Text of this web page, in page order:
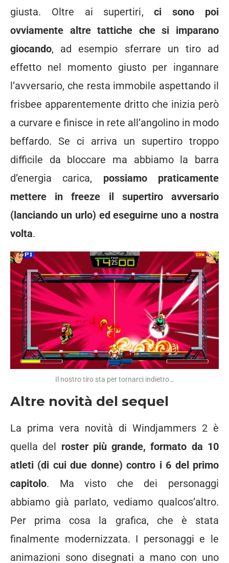
giusta. Oltre ai supertiri,ci sono poi
ovviamente altre tattiche che si imparano
giocando, ad esempio sferrare un tiro ad
effetto nel momento giusto per ingannare
l’avversario, che resta immobile aspettando il
frisbee apparentemente dritto che inizia però
a curvare e finisce in rete all’angolino in modo
beffardo. Se ci arriva un supertiro troppo
difficile da bloccare ma abbiamo la barra
d’energia carica, possiamo praticamente
mettere in freeze il supertiro avversario
(lanciando un urlo) ed eseguirne uno a nostra
volta.
Il nostro tiro sta per tornarci indietro…
Altre novità del sequel
La prima vera novità di Windjammers 2 è
quella del roster più grande, formato da 10
atleti (di cui due donne) contro i 6 del primo
capitolo. Ma visto che dei personaggi
abbiamo già parlato, vediamo qualcos’altro.
Per prima cosa la grafica, che è stata
finalmente modernizzata. I personaggi e le
animazioni sono disegnati a mano con uno